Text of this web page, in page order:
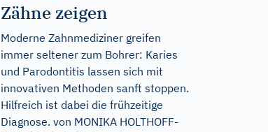
Zähne zeigen
Moderne Zahnmediziner greifen
immer seltener zum Bohrer: Karies
und Parodontitis lassen sich mit
innovativen Methoden sanft stoppen.
Hilfreich ist dabei die frühzeitige
Diagnose. von MONIKA HOLTHOFF-